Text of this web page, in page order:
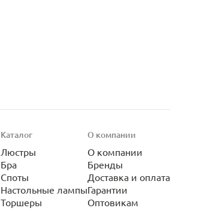
Каталог
Люстры
Бра
Споты
Настольные лампы
Торшеры
О компании
О компании
Бренды
Доставка и оплата
Гарантии
Оптовикам